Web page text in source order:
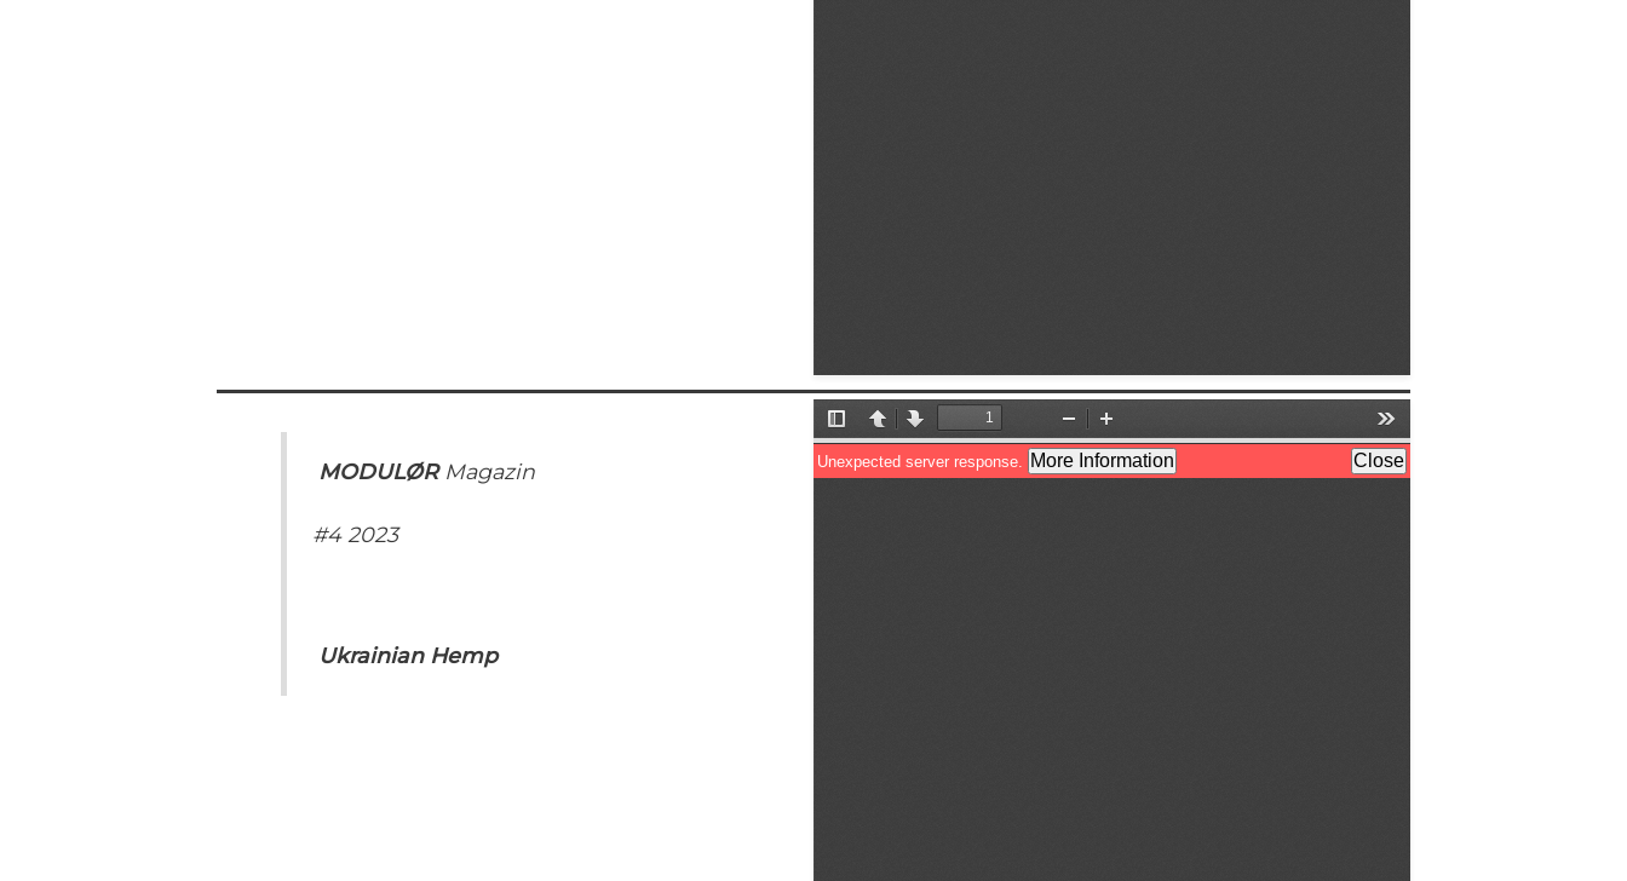
MODULØRMagazin
#4 2023
Ukrainian Hemp